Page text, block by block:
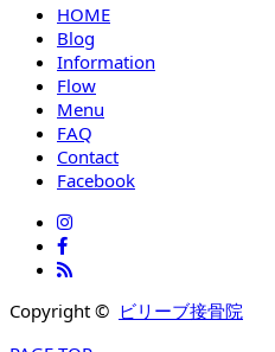
HOME
Blog
Information
Flow
Menu
FAQ
Contact
Facebook
Copyright © ビリーブ接骨院